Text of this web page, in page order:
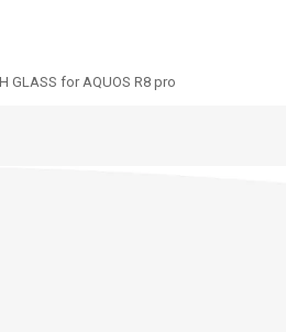
GLASS for AQUOS R8 pro